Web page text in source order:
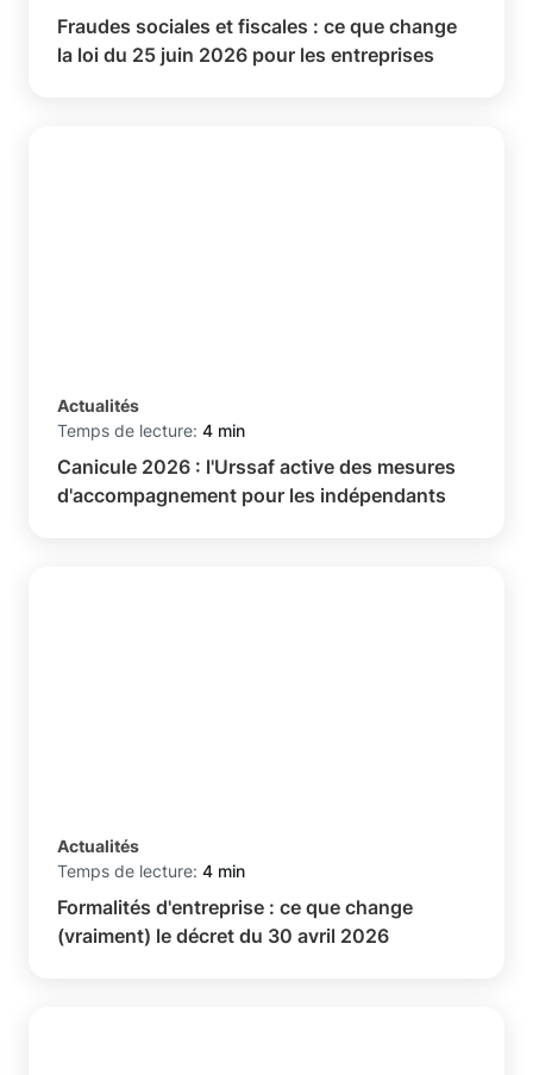
Fraudes sociales et fiscales : ce que change
la loi du 25 juin 2026 pour les entreprises
Actualités
Temps de lecture: 4 min
Canicule 2026 : l'Urssaf active des mesures
d'accompagnement pour les indépendants
Actualités
Temps de lecture: 4 min
Formalités d'entreprise : ce que change
(vraiment) le décret du 30 avril 2026